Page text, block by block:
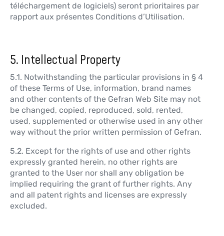
téléchargement de logiciels) seront prioritaires par
rapport aux présentes Conditions d’Utilisation.
5. Intellectual Property
5.1. Notwithstanding the particular provisions in § 4
of these Terms of Use, information, brand names
and other contents of the Gefran Web Site may not
be changed, copied, reproduced, sold, rented,
used, supplemented or otherwise used in any other
way without the prior written permission of Gefran.
5.2. Except for the rights of use and other rights
expressly granted herein, no other rights are
granted to the User nor shall any obligation be
implied requiring the grant of further rights. Any
and all patent rights and licenses are expressly
excluded.